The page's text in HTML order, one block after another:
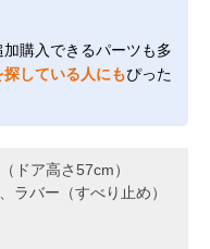
購入できるパーツも多
している人にもぴった
ドア高さ57cm）
ラバー（すべり止め）